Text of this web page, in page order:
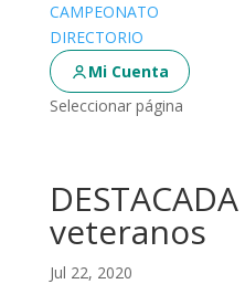
CAMPEONATO
DIRECTORIO
Mi Cuenta
Seleccionar página
veteranos
Jul 22, 2020